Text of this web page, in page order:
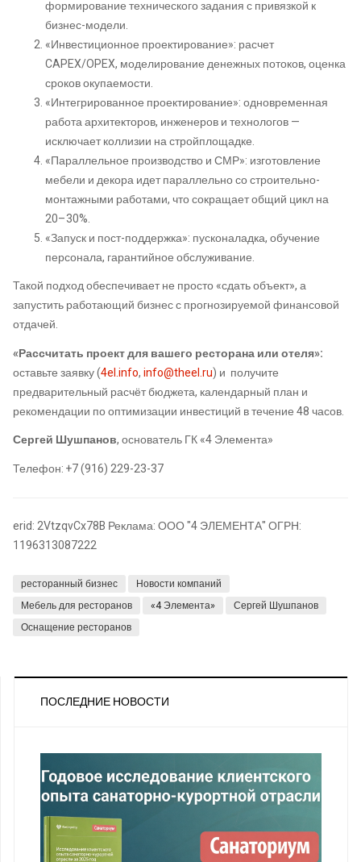
формирование технического задания с привязкой к
бизнес-модели.
«Инвестиционное проектирование»: расчет
CAPEX/OPEX, моделирование денежных потоков, оценка
сроков окупаемости.
«Интегрированное проектирование»: одновременная
работа архитекторов, инженеров и технологов —
исключает коллизии на стройплощадке.
«Параллельное производство и СМР»: изготовление
мебели и декора идет параллельно со строительно-
монтажными работами, что сокращает общий цикл на
20–30%.
«Запуск и пост-поддержка»: пусконаладка, обучение
персонала, гарантийное обслуживание.
Такой подход обеспечивает не просто «сдать объект», а
запустить работающий бизнес с прогнозируемой финансовой
отдачей.
«Рассчитать проект для вашего ресторана или отеля»:
оставьте заявку (4el.info,info@theel.ru) и получите
предварительный расчёт бюджета, календарный план и
рекомендации по оптимизации инвестиций в течение 48 часов.
Сергей Шушпанов, основатель ГК «4 Элемента»
Телефон: +7 (916) 229-23-37
erid: 2VtzqvCx78B Реклама: ООО "4 ЭЛЕМЕНТА" ОГРН:
1196313087222
ресторанный бизнес
Новости компаний
Мебель для ресторанов
«4 Элемента»
Сергей Шушпанов
Оснащение ресторанов
ПОСЛЕДНИЕ НОВОСТИ